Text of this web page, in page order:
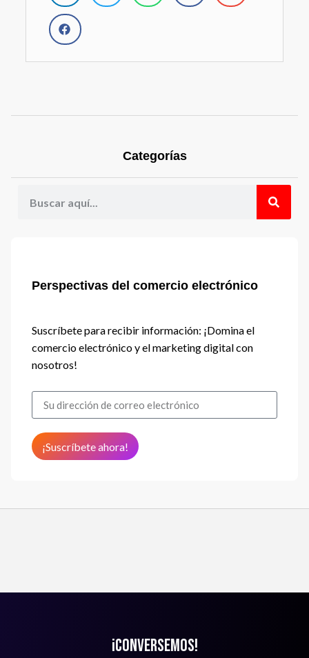
Categorías
Perspectivas del comercio electrónico
Suscríbete para recibir información: ¡Domina el
comercio electrónico y el marketing digital con
nosotros!
¡Suscríbete ahora!
¡Conversemos!